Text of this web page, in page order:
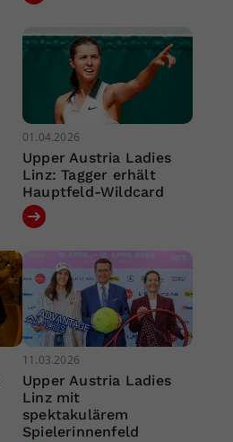
01.04.2026
Upper Austria Ladies
Linz: Tagger erhält
Hauptfeld-Wildcard
11.03.2026
Upper Austria Ladies
Linz mit
spektakulärem
Spielerinnenfeld